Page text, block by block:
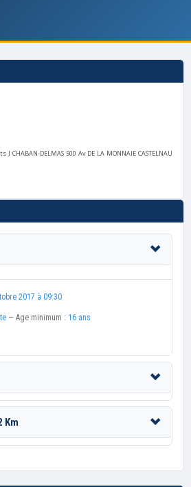
CHABAN-DELMAS 500 Av DE LA MONNAIE CASTELNAU
2017 à 09:30
— Age minimum : 16 ans
Km